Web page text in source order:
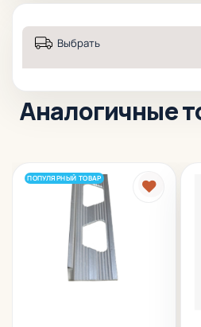
Выбрать
Аналогичные
ПОПУЛЯРНЫЙ ТОВАР